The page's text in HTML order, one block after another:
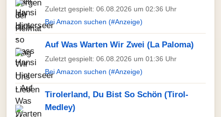
Zuletzt gespielt: 06.08.2026 um 02:36 Uhr
Bei Amazon suchen (#Anzeige)
Auf Was Warten Wir Zwei (La Paloma)
Zuletzt gespielt: 06.08.2026 um 01:36 Uhr
Bei Amazon suchen (#Anzeige)
Tirolerland, Du Bist So Schön (Tirol-
Medley)